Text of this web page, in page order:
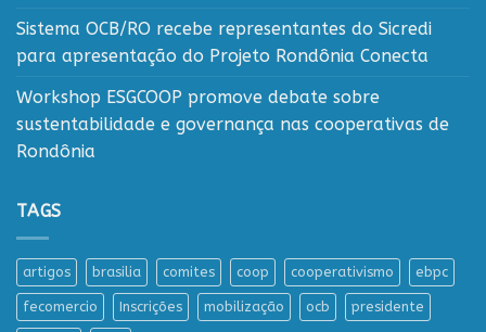
Sistema OCB/RO recebe representantes do Sicredi
para apresentação do Projeto Rondônia Conecta
Workshop ESGCOOP promove debate sobre
sustentabilidade e governança nas cooperativas de
Rondônia
TAGS
artigos brasilia comites coop cooperativismo ebpc
fecomercio Inscrições mobilização ocb presidente